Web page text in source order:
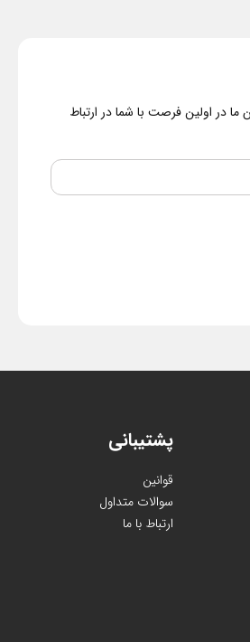
ما در اولین فرصت با شما در ارتباط
پشتیبانی
قوانین
سوالات متداول
ارتباط با ما